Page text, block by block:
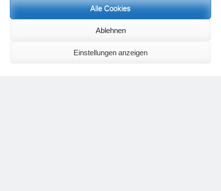
Alle Cookies
Ablehnen
Einstellungen anzeigen
Neueste Kommentare
Setu Bandhasana – Die Brücke als Yogaübung und
zuSpiritualität im Koffer – die Auflösung des